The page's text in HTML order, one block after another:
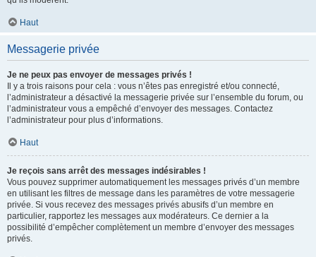
Haut
Messagerie privée
Je ne peux pas envoyer de messages privés !
Il y a trois raisons pour cela : vous n’êtes pas enregistré et/ou connecté,
l’administrateur a désactivé la messagerie privée sur l’ensemble du forum, ou
l’administrateur vous a empêché d’envoyer des messages. Contactez
l’administrateur pour plus d’informations.
Haut
Je reçois sans arrêt des messages indésirables !
Vous pouvez supprimer automatiquement les messages privés d’un membre
en utilisant les filtres de message dans les paramètres de votre messagerie
privée. Si vous recevez des messages privés abusifs d’un membre en
particulier, rapportez les messages aux modérateurs. Ce dernier a la
possibilité d’empêcher complètement un membre d’envoyer des messages
privés.